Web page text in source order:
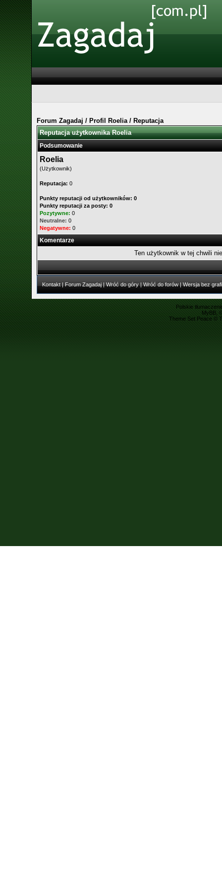
Forum Zagadaj / Profil Roelia / Reputacja
Reputacja użytkownika Roelia
Podsumowanie
Roelia
(Użytkownik)
Reputacja: 0
Punkty reputacji od użytkowników: 0
Punkty reputacji za posty: 0
Pozytywne: 0
Neutralne: 0
Negatywne: 0
Komentarze
Ten użytkownik w tej chwili
Kontakt| Forum Zagadaj| Wróć do góry| Wróć do forów| Wersja bez
Polskie
MyBB,
Theme Set Peace ©